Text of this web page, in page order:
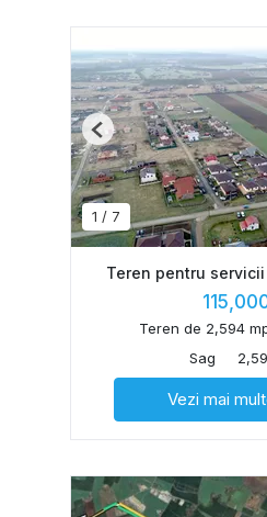
1 / 7
Previous
Teren pentru
Teren de 2,594
Sag
Vezi mai